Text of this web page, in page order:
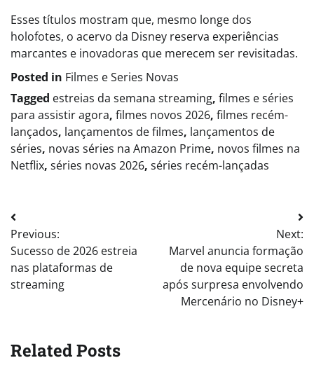
Esses títulos mostram que, mesmo longe dos
holofotes, o acervo da Disney reserva experiências
marcantes e inovadoras que merecem ser revisitadas.
Posted in Filmes e Series Novas​
Tagged estreias da semana streaming, filmes e séries
para assistir agora, filmes novos 2026, filmes recém-
lançados, lançamentos de filmes, lançamentos de
séries, novas séries na Amazon Prime, novos filmes na
Netflix, séries novas 2026, séries recém-lançadas
Post
navigation
Previous:
Sucesso de 2026 estreia
nas plataformas de
streaming
Next:
Marvel anuncia formação
de nova equipe secreta
após surpresa envolvendo
Mercenário no Disney+
Related Posts